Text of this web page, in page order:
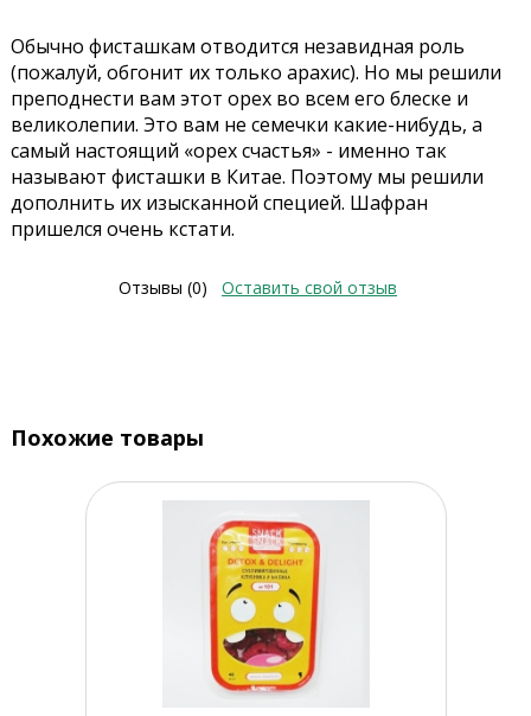
Обычно фисташкам отводится незавидная роль
(пожалуй, обгонит их только арахис). Но мы решили
преподнести вам этот орех во всем его блеске и
великолепии. Это вам не семечки какие-нибудь, а
самый настоящий «орех счастья» - именно так
называют фисташки в Китае. Поэтому мы решили
дополнить их изысканной специей. Шафран
пришелся очень кстати.
Отзывы (0) Оставить свой отзыв
Похожие товары